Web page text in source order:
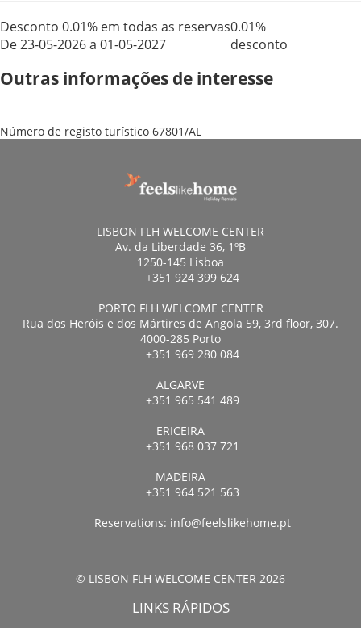
Desconto 0.01% em todas as reservas
De 23-05-2026 a 01-05-2027
0.01%
desconto
Outras informações de interesse
Número de registo turístico 67801/AL
LISBON FLH WELCOME CENTER
Av. da Liberdade 36, 1ºB
1250-145 Lisboa
+351 924 399 624
PORTO FLH WELCOME CENTER
Rua dos Heróis e dos Mártires de Angola 59, 3rd floor, 307.
4000-285 Porto
+351 969 280 084
ALGARVE
+351 965 541 489
ERICEIRA
+351 968 037 721
MADEIRA
+351 964 521 563
Reservations: info@feelslikehome.pt
© LISBON FLH WELCOME CENTER 2026
LINKS RÁPIDOS